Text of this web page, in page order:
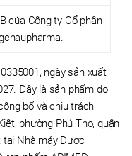
của Công ty Cổ phần
ngày sản xuất
Đây là sản phẩm do
bố và chịu trách
phường Phú Thọ, quận
tại Nhà máy Dược